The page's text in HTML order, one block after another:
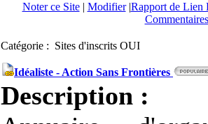
Noter ce Site| Modifier|Rapport de Lien
Catégorie : Sites d'inscrits OUI
Idéaliste - Action Sans Frontières
Description :